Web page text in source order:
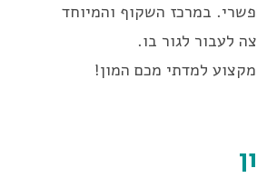
במרכז השקוף והמיוחד
לעבור לגור בו.
למדתי מכם המון!